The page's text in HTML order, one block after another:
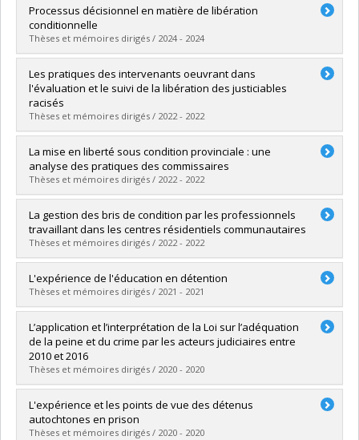
Graduate :Geffroy, Elsa
Cycle :Master's
Grade :M. Sc.
Lien vers le document dans Papyrus
Processus décisionnel en matière de libération
conditionnelle
Thèses et mémoires dirigés / 2024 - 2024
Graduate :Mainville, Karine
Cycle :Master's
Grade :
Lien vers le document dans Papyrus
Les pratiques des intervenants oeuvrant dans
l'évaluation et le suivi de la libération des justiciables
racisés
Thèses et mémoires dirigés / 2022 - 2022
Graduate :Gallesio, Kenza
Cycle :Master's
Grade :M. Sc.
Lien vers le document dans Papyrus
La mise en liberté sous condition provinciale : une
analyse des pratiques des commissaires
Thèses et mémoires dirigés / 2022 - 2022
Graduate :Lange, Josiane
Cycle :Master's
Grade :M. Sc.
Lien vers le document dans Papyrus
La gestion des bris de condition par les professionnels
travaillant dans les centres résidentiels communautaires
Thèses et mémoires dirigés / 2022 - 2022
Graduate :Côté, Mathieu
Cycle : Master's
Grade :M. Sc.
Lien vers le document dans Papyrus
L'expérience de l'éducation en détention
Thèses et mémoires dirigés / 2021 - 2021
Graduate :Damphousse, Marc-Olivier
Cycle :Master's
Grade :M. Sc.
Lien vers le document dans Papyrus
L’application et l’interprétation de la Loi sur l’adéquation
de la peine et du crime par les acteurs judiciaires entre
2010 et 2016
Thèses et mémoires dirigés / 2020 - 2020
Graduate :Poitras-Labonté, Pier-Anne
Cycle :Master's
Grade :M. Sc.
L'expérience et les points de vue des détenus
autochtones en prison
Thèses et mémoires dirigés / 2020 - 2020